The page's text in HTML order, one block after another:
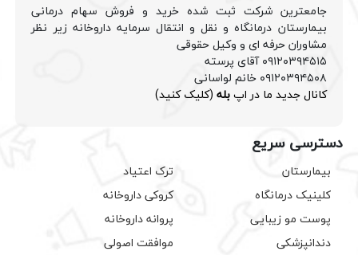
جامعترین شرکت ثبت شده خرید و فروش سهام درمانی
بیمارستان درمانگاه و نقل و انتقال سرمایه داروخانه زیر نظر
مشاوران حرفه ای و وکیل حقوقی
۰۹۱۲۰۳۹۴۵۱۵ آقای پرسته
۰۹۱۲۰۳۹۴۵۰۸ خانم لواسانی
کانال جدید ما در اپبله (کلیک کنید)
دسترسی سریع
بیمارستان
کلینیک درمانگاه
پوست مو زیبایی
دندانپزشکی
ترک اعتیاد
کروکی داروخانه
پروانه داروخانه
موافقت اصولی